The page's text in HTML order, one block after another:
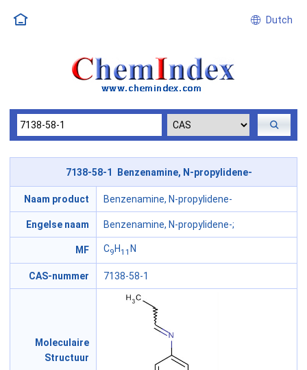
Dutch
7138-58-1 Benzenamine, N-propylidene-
Naam product Benzenamine, N-propylidene-
Engelse naam Benzenamine, N-propylidene-;
MF C9 H11 N
CAS-nummer 7138-58-1
Moleculaire
Structuur